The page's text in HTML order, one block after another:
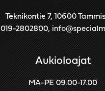
Teknikontie 7, 10600
019-2802800,
Aukioloajat
MA-PE 09.00-17.00